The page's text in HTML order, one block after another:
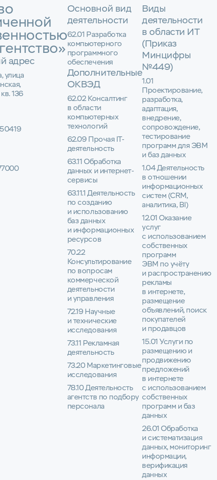
адрес
улица
136
Основной вид
деятельности
62.01 Разработка
компьютерного
программного
обеспечения
Дополнительные
ОКВЭД
62.02 Консалтинг
в области
компьютерных
технологий
62.09 Прочая IT-
деятельность
63.11 Обработка
данных и интернет-
сервисы
63.11.1 Деятельность
по созданию
и использованию
баз данных
и информационных
ресурсов
70.22
Консультирование
по вопросам
коммерческой
деятельности
и управления
72.19 Научные
и технические
исследования
73.11 Рекламная
деятельность
73.20 Маркетинговые
исследования
78.10 Деятельность
агентств по подбору
персонала
Виды
деятельности
в области ИТ
(Приказ
Минцифры
№449)
1.01
Проектирование,
разработка,
адаптация,
внедрение,
сопровождение,
тестирование
программ для ЭВМ
и баз данных
1.04 Деятельность
в отношении
информационных
систем (CRM,
аналитика, BI)
12.01 Оказание
услуг
с использованием
собственных
программ
ЭВМ по учёту
и распространению
рекламы
в интернете,
размещение
объявлений, поиск
покупателей
и продавцов
15.01 Услуги по
размещению и
продвижению
предложений
в интернете
с использованием
собственных
программ и баз
данных
26.01 Обработка
и систематизация
данных, мониторинг
информации,
верификация
данных